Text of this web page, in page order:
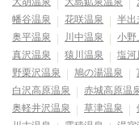
幡谷温泉
花咲温泉 半出
奥平温泉
川中温泉 小野
真沢温泉
猿川温泉 塩河
野栗沢温泉
鳩の湯温泉
白沢高原温泉
赤城高原温
奥軽井沢温泉
草津温泉